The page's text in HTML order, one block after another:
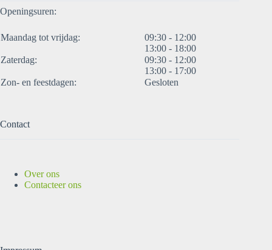
Openingsuren:
Maandag tot vrijdag:
09:30 - 12:00
13:00 - 18:00
Zaterdag:
09:30 - 12:00
13:00 - 17:00
Zon- en feestdagen:
Gesloten
Contact
Over ons
Contacteer ons